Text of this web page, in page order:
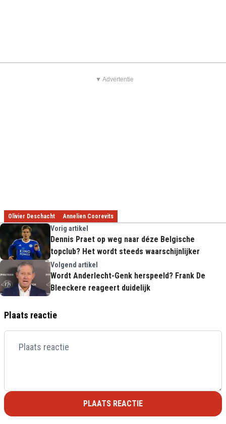
▼ Advertentie
Olivier Deschacht Annelien Coorevits
Vorig artikel
Dennis Praet op weg naar déze Belgische
topclub? Het wordt steeds waarschijnlijker
Volgend artikel
Wordt Anderlecht-Genk herspeeld? Frank De
Bleeckere reageert duidelijk
Plaats reactie
PLAATS REACTIE